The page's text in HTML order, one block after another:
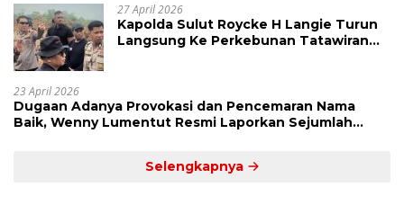
27 April 2026
Kapolda Sulut Roycke H Langie Turun
Langsung Ke Perkebunan Tatawiran
23 April 2026
Dugaan Adanya Provokasi dan Pencemaran Nama
Baik, Wenny Lumentut Resmi Laporkan Sejumlah
Selengkapnya